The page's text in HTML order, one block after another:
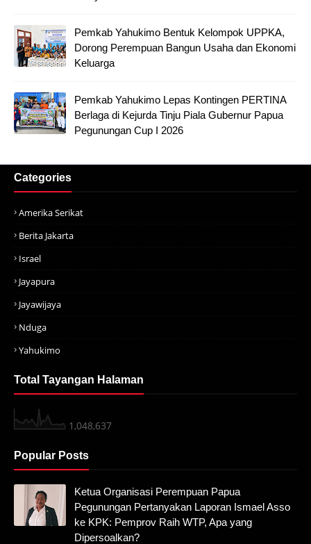
Pemkab Yahukimo Bentuk Kelompok UPPKA,
Dorong Perempuan Bangun Usaha dan Ekonomi
Keluarga
Pemkab Yahukimo Lepas Kontingen PERTINA
Berlaga di Kejurda Tinju Piala Gubernur Papua
Pegunungan Cup I 2026
Categories
Amerika Serikat
Berita Jakarta
Israel
Jayapura
Jayawijaya
Nduga
Yahukimo
Total Tayangan Halaman
1,048,637
Popular Posts
Ketua Organisasi Perempuan Papua
Pegunungan Pertanyakan Laporan Ismael Asso
ke KPK: Pemprov Raih WTP, Apa yang
Dipersoalkan?